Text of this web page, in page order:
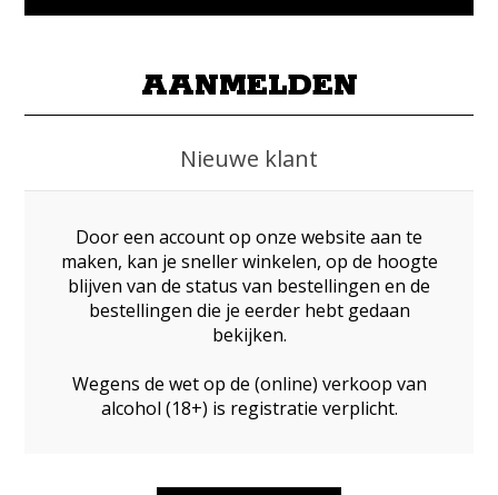
AANMELDEN
Nieuwe klant
Door een account op onze website aan te
maken, kan je sneller winkelen, op de hoogte
blijven van de status van bestellingen en de
bestellingen die je eerder hebt gedaan
bekijken.
Wegens de wet op de (online) verkoop van
alcohol (18+) is registratie verplicht.